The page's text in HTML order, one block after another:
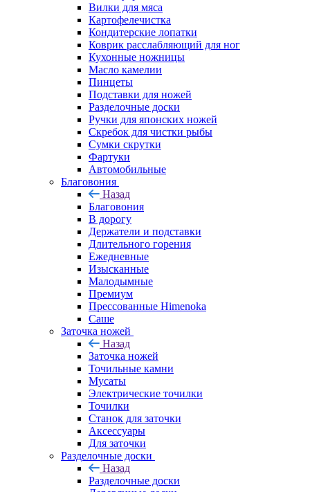
Вилки для мяса
Картофелечистка
Кондитерские лопатки
Коврик расслабляющий для ног
Кухонные ножницы
Масло камелии
Пинцеты
Подставки для ножей
Разделочные доски
Ручки для японских ножей
Скребок для чистки рыбы
Сумки скрутки
Фартуки
Автомобильные
Благовония
Назад
Благовония
В дорогу
Держатели и подставки
Длительного горения
Ежедневные
Изысканные
Малодымные
Премиум
Прессованные Himenoka
Саше
Заточка ножей
Назад
Заточка ножей
Точильные камни
Мусаты
Электрические точилки
Точилки
Станок для заточки
Аксессуары
Для заточки
Разделочные доски
Назад
Разделочные доски